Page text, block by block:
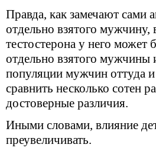
Правда, как замечают сами
отдельно взятого
тестостерона у него
отдельно взятого мужчины
популяции мужчин оттуда
сравнить несколько сотен
достоверные различия.
Иными словами, влияние
преувеличивать.